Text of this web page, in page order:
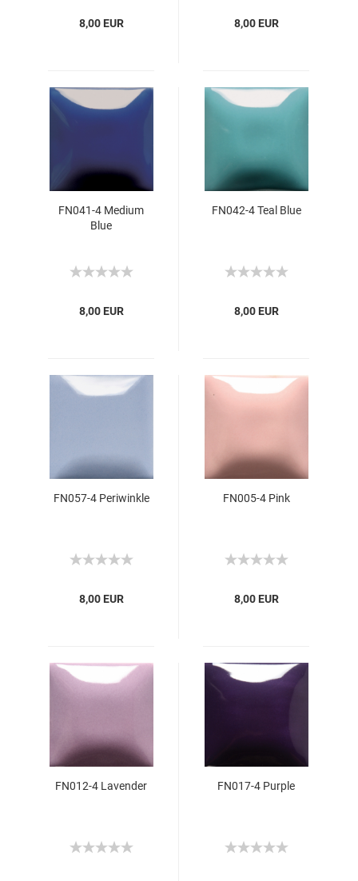
8,00 EUR 8,00 EUR
FN041-4 Medium
Blue
8,00 EUR
FN042-4 Teal Blue
8,00 EUR
FN057-4 Periwinkle
8,00 EUR
FN005-4 Pink
8,00 EUR
FN012-4 Lavender FN017-4 Purple